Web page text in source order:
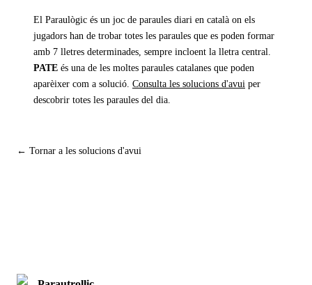
El Paraulògic és un joc de paraules diari en català on els
jugadors han de trobar totes les paraules que es poden formar
amb 7 lletres determinades, sempre incloent la lletra central.
PATE és una de les moltes paraules catalanes que poden
aparèixer com a solució. Consulta les solucions d'avui per
descobrir totes les paraules del dia.
← Tornar a les solucions d'avui